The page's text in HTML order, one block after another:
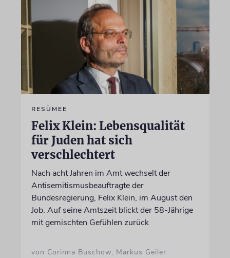
RESÜMEE
Felix Klein: Lebensqualität
für Juden hat sich
verschlechtert
Nach acht Jahren im Amt wechselt der
Antisemitismusbeauftragte der
Bundesregierung, Felix Klein, im August den
Job. Auf seine Amtszeit blickt der 58-Jährige
mit gemischten Gefühlen zurück
von Corinna Buschow, Markus Geiler